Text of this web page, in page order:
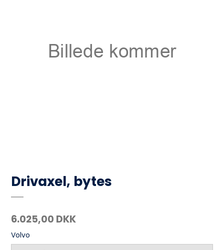
Drivaxel, bytes
6.025,00 DKK
Volvo